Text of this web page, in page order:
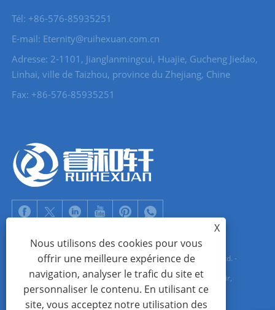
Tél: +86-576-85935251
E-mail: Eternity@ruihexuan.com.cn
Adresse: 2-1101, Jianglanmingcui, Huajie, Gucheng Jiedao,
Linhai, ville de Taizhou, province du Zhejiang, Chine
Fax: +86-576-85935251
Copyright © 2022 Zhejiang Ruihexuan Import and Export Co., Ltd. -
Boutons métalliques, fabricants de curseurs de fermeture éclair,
fournisseurs d'œillets métalliques - Tous droits réservés
X
Nous utilisons des cookies pour vous
offrir une meilleure expérience de
navigation, analyser le trafic du site et
personnaliser le contenu. En utilisant ce
site, vous acceptez notre utilisation des